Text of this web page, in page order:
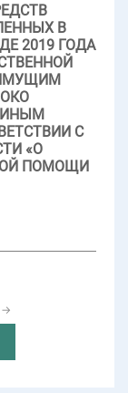
В
2019 ГОДА
С
«О
ПОМОЩИ
→